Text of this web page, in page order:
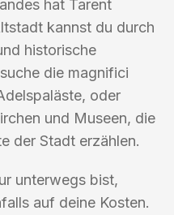
hat Tarent
kannst du durch
historische
die magnifici
oder
und Museen, die
der Stadt erzählen.
unterwegs bist,
auf deine Kosten.